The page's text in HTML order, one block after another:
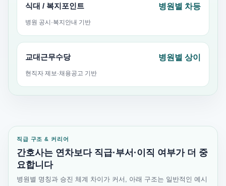
식대 / 복지포인트 병원별 차등
병원 공시·복지안내 기반
교대근무수당 병원별 상이
현직자 제보·채용공고 기반
직급 구조 & 커리어
간호사는 연차보다 직급·부서·이직 여부가 더 중
요합니다
병원별 명칭과 승진 체계 차이가 커서, 아래 구조는 일반적인 예시